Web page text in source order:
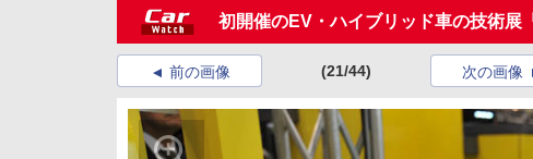
初開催のEV・ハイブリッド車の技術展
前の画像 (21/44) 次の画像